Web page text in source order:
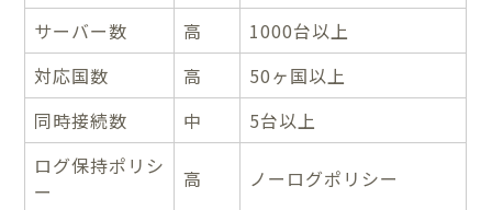
サーバー数
高
1000台以上
対応国数
高
50ヶ国以上
同時接続数
中
5台以上
ログ保持ポリシ
ー
高 ノーログポリシー